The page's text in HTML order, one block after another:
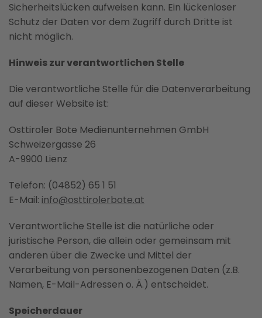
Sicherheitslücken aufweisen kann. Ein lückenloser
Schutz der Daten vor dem Zugriff durch Dritte ist
nicht möglich.
Hinweis zur verantwortlichen Stelle
Die verantwortliche Stelle für die Datenverarbeitung
auf dieser Website ist:
Osttiroler Bote Medienunternehmen GmbH
Schweizergasse 26
A-9900 Lienz
Telefon: (04852) 65 1 51
E-Mail: info@osttirolerbote.at
Verantwortliche Stelle ist die natürliche oder
juristische Person, die allein oder gemeinsam mit
anderen über die Zwecke und Mittel der
Verarbeitung von personenbezogenen Daten (z.B.
Namen, E-Mail-Adressen o. Ä.) entscheidet.
Speicherdauer